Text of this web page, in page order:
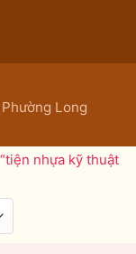
Long
nhựa kỹ thuật